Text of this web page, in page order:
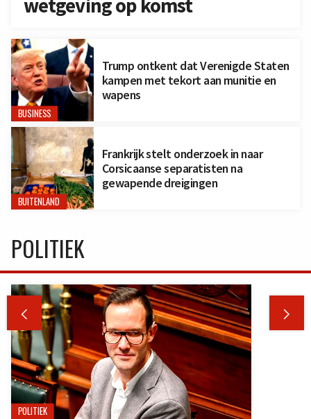
wetgeving op komst
BUSINESS
Trump ontkent dat Verenigde Staten
kampen met tekort aan munitie en
wapens
BUITENLAND
Frankrijk stelt onderzoek in naar
Corsicaanse separatisten na
gewapende dreigingen
POLITIEK
 
POLITIEK